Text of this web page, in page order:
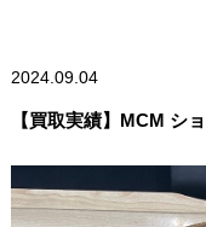
2024.09.04
【買取実績】MCM シ